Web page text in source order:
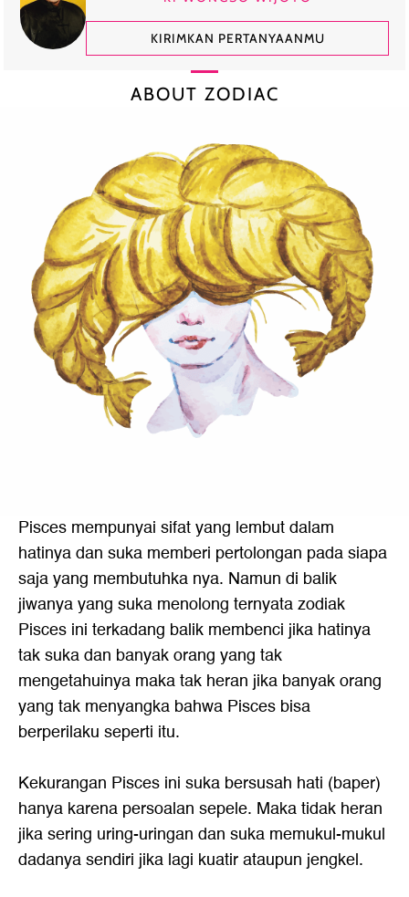
KIRIMKAN PERTANYAANMU
ABOUT ZODIAC
Pisces mempunyai sifat yang lembut dalam
hatinya dan suka memberi pertolongan pada siapa
saja yang membutuhka nya. Namun di balik
jiwanya yang suka menolong ternyata zodiak
Pisces ini terkadang balik membenci jika hatinya
tak suka dan banyak orang yang tak
mengetahuinya maka tak heran jika banyak orang
yang tak menyangka bahwa Pisces bisa
berperilaku seperti itu.
Kekurangan Pisces ini suka bersusah hati (baper)
hanya karena persoalan sepele. Maka tidak heran
jika sering uring-uringan dan suka memukul-mukul
dadanya sendiri jika lagi kuatir ataupun jengkel.